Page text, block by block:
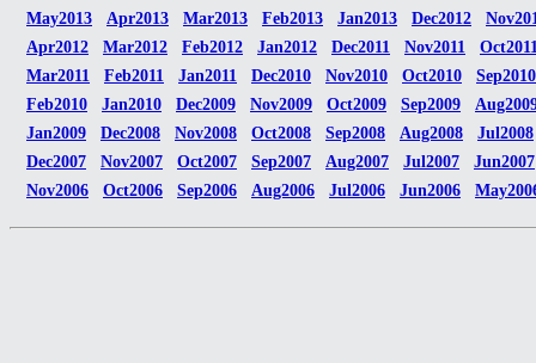
May2013
Apr2013 Mar2013 Feb2013 Jan2013 Dec2012
Apr2012
Mar2012 Feb2012 Jan2012 Dec2011 Nov2011
Mar2011
Feb2011 Jan2011 Dec2010 Nov2010 Oct2010
Sep2010
Feb2010
Jan2010 Dec2009 Nov2009 Oct2009 Sep2009
Jan2009
Dec2008 Nov2008 Oct2008 Sep2008 Aug2008
Jul2008
Dec2007
Nov2007 Oct2007 Sep2007 Aug2007 Jul2007
Jun2007
Nov2006
Oct2006 Sep2006 Aug2006 Jul2006 Jun2006